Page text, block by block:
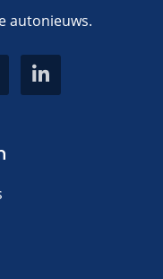
autonieuws.